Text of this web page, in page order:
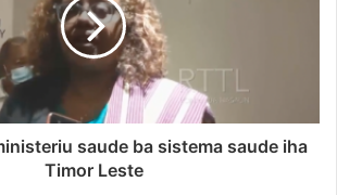
saude ba sistema saude iha
Timor Leste